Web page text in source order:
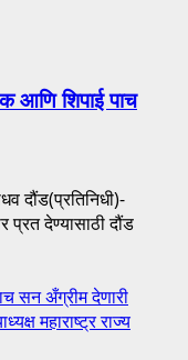
आणि शिपाई पाच
दौंड(प्रतिनिधी)-
प्रत देण्यासाठी दौंड
सन अँग्रीम देणारी
महाराष्ट्र राज्य